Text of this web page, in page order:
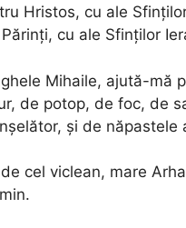
Hristos, cu ale
cu ale Sfinţilor
Mihaile, ajută-mă
de potop, de foc, de
şi de năpastele
cel viclean, mare